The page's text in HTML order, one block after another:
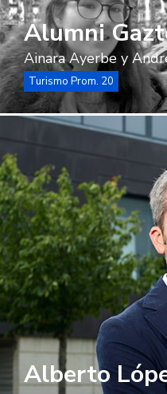
Alumni
Ainara Ayerbe y
Turismo Prom. 20
Alberto